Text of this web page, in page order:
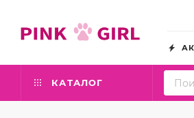
КАТАЛОГ